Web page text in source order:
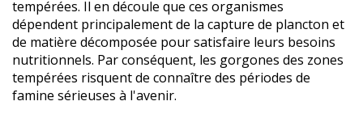
tempérées. Il en découle que ces organismes
dépendent principalement de la capture de plancton et
de matière décomposée pour satisfaire leurs besoins
nutritionnels. Par conséquent, les gorgones des zones
tempérées risquent de connaître des périodes de
famine sérieuses à l'avenir.